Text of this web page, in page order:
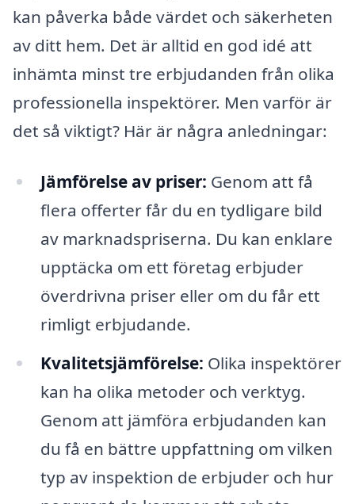
kan påverka både värdet och säkerheten
av ditt hem. Det är alltid en god idé att
inhämta minst tre erbjudanden från olika
professionella inspektörer. Men varför är
det så viktigt? Här är några anledningar:
Jämförelse av priser: Genom att få
flera offerter får du en tydligare bild
av marknadspriserna. Du kan enklare
upptäcka om ett företag erbjuder
överdrivna priser eller om du får ett
rimligt erbjudande.
Kvalitetsjämförelse: Olika inspektörer
kan ha olika metoder och verktyg.
Genom att jämföra erbjudanden kan
du få en bättre uppfattning om vilken
typ av inspektion de erbjuder och hur